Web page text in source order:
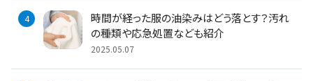
時間が経った服の油染みはどう落とす？汚れ
の種類や応急処置なども紹介
2025.05.07